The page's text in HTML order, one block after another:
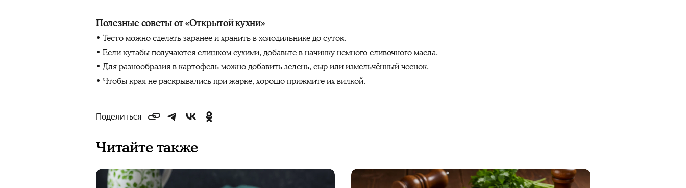
Полезные советы от «Открытой кухни»
• Тесто можно сделать заранее и хранить в холодильнике до суток.
• Если кутабы получаются слишком сухими, добавьте в начинку немного сливочного масла.
• Для разнообразия в картофель можно добавить зелень, сыр или измельчённый чеснок.
• Чтобы края не раскрывались при жарке, хорошо прижмите их вилкой.
Поделиться
Читайте также